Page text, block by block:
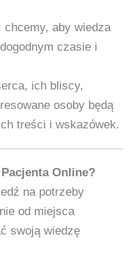
chcemy, aby wiedza
czasie i
ich bliscy,
osoby będą
treści i wskazówek.
Online?
na potrzeby
od miejsca
swoją wiedzę